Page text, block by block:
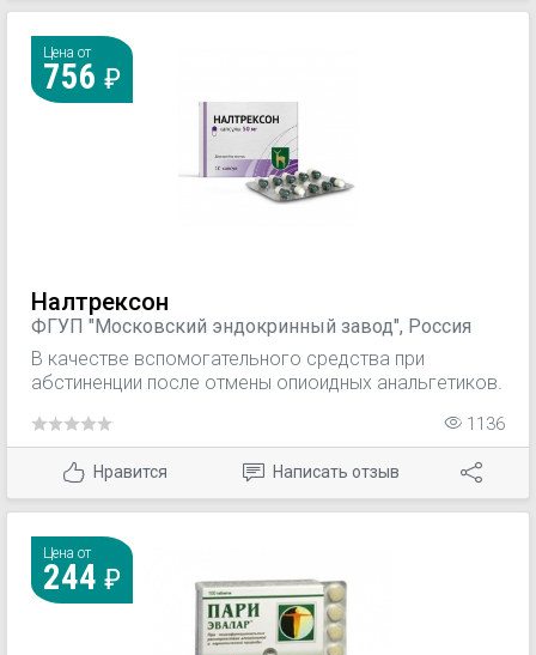
Цена от
756
Налтрексон
ФГУП "Московский эндокринный завод", Россия
В качестве вспомогательного средства при
абстиненции после отмены опиоидных анальгетиков.
1136
Нравится Написать отзыв
Цена от
244